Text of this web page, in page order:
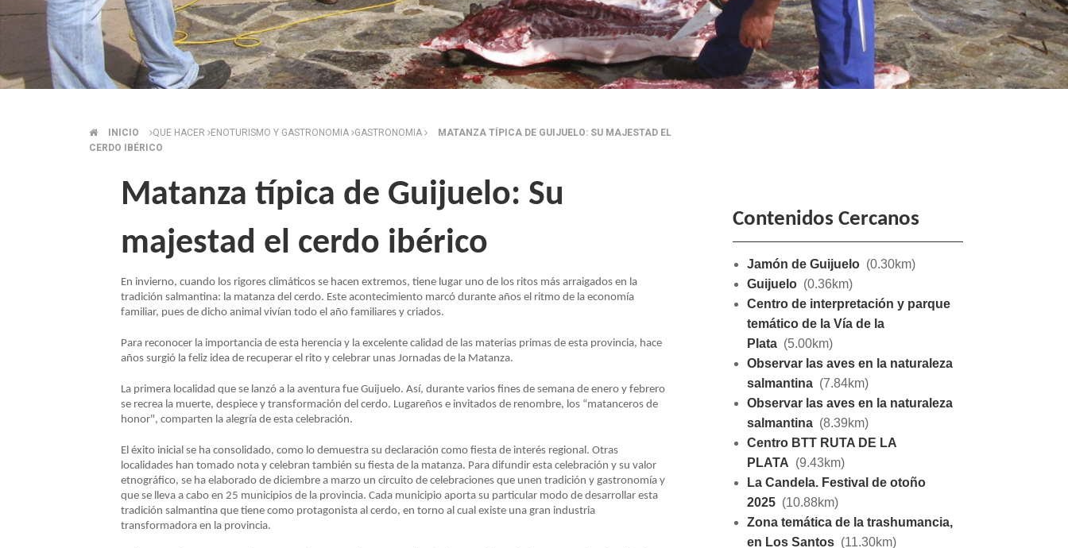
SOBRESCRIBIR
ENLACES
AYUDA
NAVEGACIÓN
INICIO QUE HACER ENOTURISMO Y GASTRONOMIA GASTRONOMIA
MATANZA TÍPICA DE GUIJUELO: SU MAJESTAD EL
CERDO IBÉRICO
Matanza típica de Guijuelo: Su
majestad el cerdo ibérico
En invierno, cuando los rigores climáticos se hacen extremos, tiene lugar uno de los ritos más arraigados en la
tradición salmantina: la matanza del cerdo. Este acontecimiento marcó durante años el ritmo de la economía
familiar, pues de dicho animal vivían todo el año familiares y criados.
Para reconocer la importancia de esta herencia y la excelente calidad de las materias primas de esta provincia, hace
años surgió la feliz idea de recuperar el rito y celebrar unas Jornadas de la Matanza.
La primera localidad que se lanzó a la aventura fue Guijuelo. Así, durante varios fines de semana de enero y febrero
se recrea la muerte, despiece y transformación del cerdo. Lugareños e invitados de renombre, los “matanceros de
honor", comparten la alegría de esta celebración.
El éxito inicial se ha consolidado, como lo demuestra su declaración como fiesta de interés regional. Otras
localidades han tomado nota y celebran también su fiesta de la matanza. Para difundir esta celebración y su valor
etnográfico, se ha elaborado de diciembre a marzo un circuito de celebraciones que unen tradición y gastronomía y
que se lleva a cabo en 25 municipios de la provincia. Cada municipio aporta su particular modo de desarrollar esta
tradición salmantina que tiene como protagonista al cerdo, en torno al cual existe una gran industria
transformadora en la provincia.
Contenidos Cercanos
Jamón de Guijuelo (0.30km)
Guijuelo (0.36km)
Centro de interpretación y parque
temático de la Vía de la
Plata (5.00km)
Observar las aves en la naturaleza
salmantina (7.84km)
Observar las aves en la naturaleza
salmantina (8.39km)
Centro BTT RUTA DE LA
PLATA (9.43km)
La Candela. Festival de otoño
2025 (10.88km)
Zona temática de la trashumancia,
en Los Santos (11.30km)